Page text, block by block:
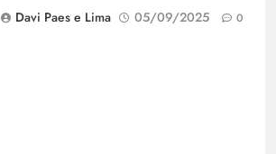
Davi Paes e Lima
05/09/2025 0